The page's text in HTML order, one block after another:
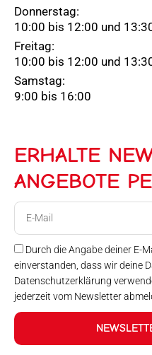
Donnerstag:
10:00 bis 12:00 und
Freitag:
10:00 bis 12:00 und
Samstag:
9:00 bis 16:00
ERHALTE
ANGEBOTE
Durch die Angabe deiner E-
einverstanden, dass wir deine
Datenschutzerklärung
jederzeit vom Newsletter